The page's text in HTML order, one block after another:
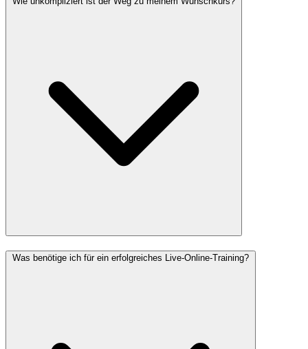
Was benötige ich für ein erfolgreiches Live-Online-Training?